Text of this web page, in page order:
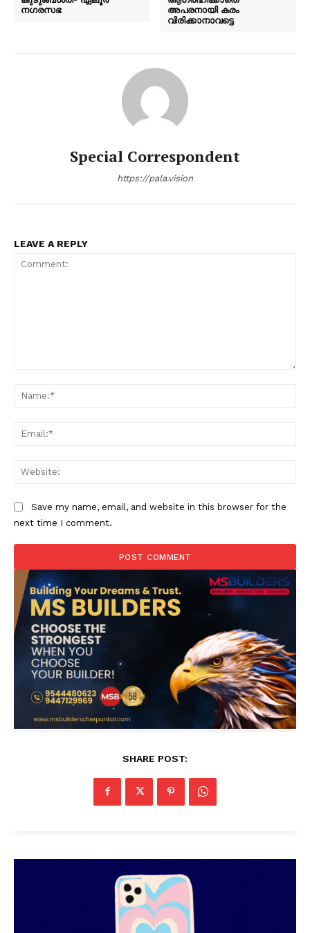
നഗരസഭ
അപരനായി കരം
വിരിക്കാനാവട്ടെ
Special Correspondent
https://pala.vision
LEAVE A REPLY
Save my name, email, and website in this browser for the
next time I comment.
SHARE POST: